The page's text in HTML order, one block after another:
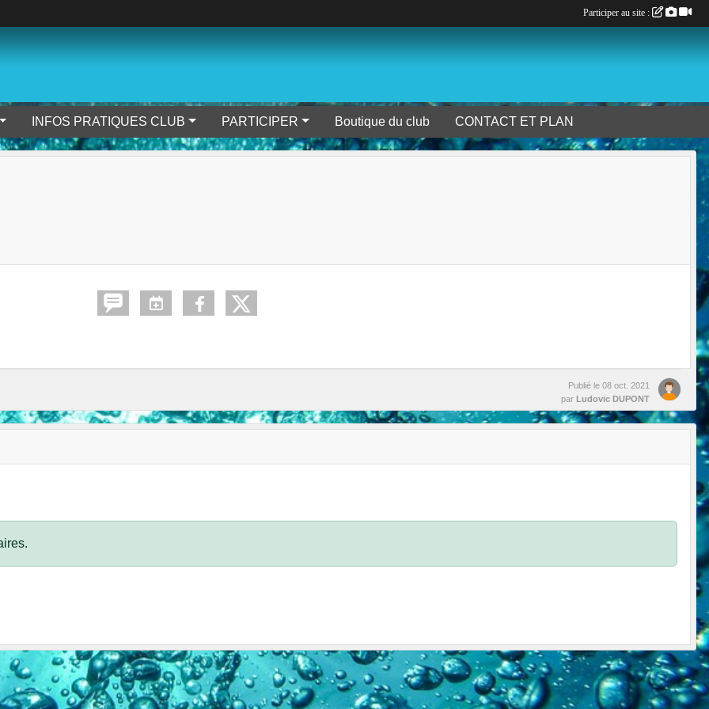
INFOS PRATIQUES CLUB PARTICIPER Boutique du club CONTACT ET PLAN
Publié le 08 oct. 2021
par Ludovic DUPONT
Participer au site :